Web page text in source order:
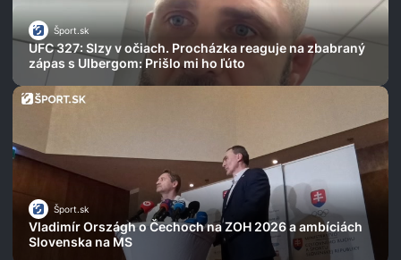
Šport.sk
UFC 327: Slzy v očiach. Procházka reaguje na zbabraný
zápas s Ulbergom: Prišlo mi ho ľúto
Šport.sk
Vladimír Országh o Čechoch na ZOH 2026 a ambíciách
Slovenska na MS